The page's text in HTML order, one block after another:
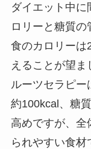
ダイエット中に
ロリーと糖質
食のカロリーは
えることが望
ルーツセラピ
約100kcal、糖
高めですが、全
られやすい食材